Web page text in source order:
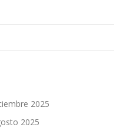
2025
2025